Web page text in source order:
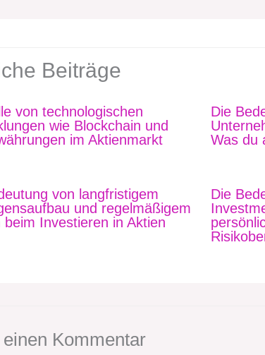
Beiträge
von technologischen
wie Blockchain und
im Aktienmarkt
Die
Was du
von langfristigem
und regelmäßigem
beim Investieren in Aktien
Die
Kommentar